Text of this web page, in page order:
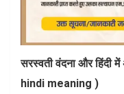
सरस्वती वंदना और
hindi meaning )